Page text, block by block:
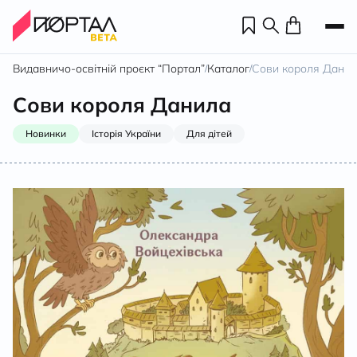
Видавничо-освітній проєкт “Портал”/Каталог/Сови короля
Сови короля Данила
Новинки Історія України Для дітей